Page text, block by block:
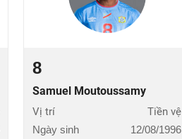
8
Samuel Moutoussamy
Vị trí Tiền vệ
Ngày sinh
12/08/1996